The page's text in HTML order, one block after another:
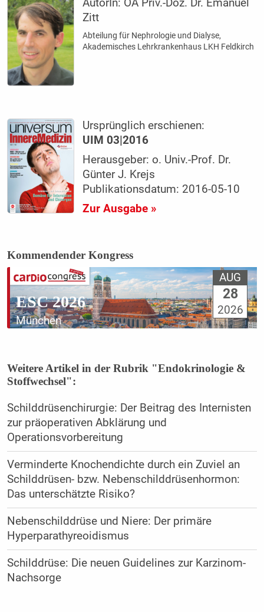
AutorIn: OA Priv.-Doz. Dr. Emanuel
Zitt
Abteilung für Nephrologie und Dialyse,
Akademisches Lehrkrankenhaus LKH Feldkirch
Ursprünglich erschienen:
UIM 03|2016
Herausgeber: o. Univ.-Prof. Dr.
Günter J. Krejs
Publikationsdatum: 2016-05-10
Zur Ausgabe »
Kommendender Kongress
ESC 2026
München
AUG
28
2026
Weitere Artikel in der Rubrik "Endokrinologie &
Stoffwechsel":
Schilddrüsenchirurgie: Der Beitrag des Internisten
zur präoperativen Abklärung und
Operationsvorbereitung
Verminderte Knochendichte durch ein Zuviel an
Schilddrüsen- bzw. Nebenschilddrüsenhormon:
Das unterschätzte Risiko?
Nebenschilddrüse und Niere: Der primäre
Hyperparathyreoidismus
Schilddrüse: Die neuen Guidelines zur Karzinom-
Nachsorge